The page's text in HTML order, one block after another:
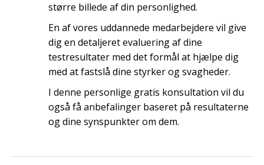
større billede af din personlighed.
En af vores uddannede medarbejdere vil give
dig en detaljeret evaluering af dine
testresultater med det formål at hjælpe dig
med at fastslå dine styrker og svagheder.
I denne personlige gratis konsultation vil du
også få anbefalinger baseret på resultaterne
og dine synspunkter om dem.